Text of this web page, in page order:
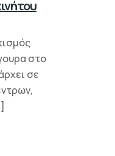
στο
σε